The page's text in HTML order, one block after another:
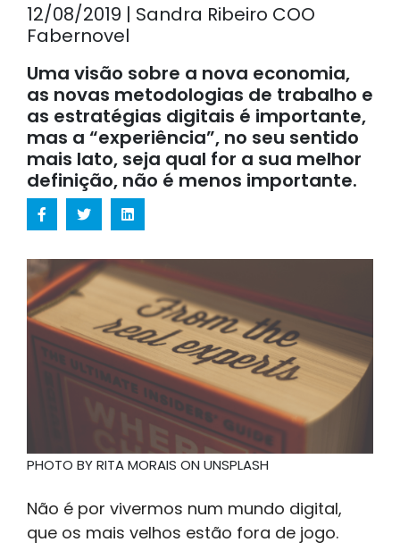
12/08/2019 | Sandra Ribeiro COO
Fabernovel
Uma visão sobre a nova economia,
as novas metodologias de trabalho e
as estratégias digitais é importante,
mas a “experiência”, no seu sentido
mais lato, seja qual for a sua melhor
definição, não é menos importante.
PHOTO BY RITA MORAIS ON UNSPLASH
Não é por vivermos num mundo digital,
que os mais velhos estão fora de jogo.